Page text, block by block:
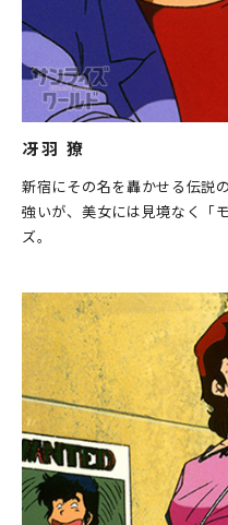
冴羽 獠
新宿にその名を轟かせる伝説
強いが、美女には見境なく「
ズ。